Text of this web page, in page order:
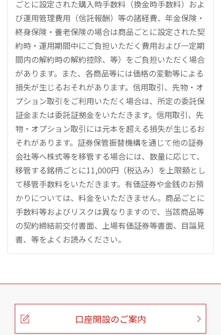
ごとに設定された購入時手数料（換金時手数料）およ
び運用管理費用（信託報酬）等の諸経費、年金保険・
終身保険・養老保険の場合は商品ごとに設定された契
約時・運用期間中にご負担いただく費用および一定期
間内の解約時の解約控除、等）をご負担いただく場合
があります。また、各商品等には価格の変動等による
損失が生じるおそれがあります。信用取引、先物・オ
プション取引をご利用いただく場合は、所定の委託保
証金または委託証拠金をいただきます。信用取引、先
物・オプション取引には元本を超える損失が生じるお
それがあります。証券保管振替機構を通じて他の証券
会社等へ株式等を移管する場合には、数量に応じて、
移管する銘柄ごとに11,000円（税込み）を上限額とし
て移管手数料をいただきます。有価証券や金銭のお預
かりについては、料金をいただきません。商品ごとに
手数料等およびリスクは異なりますので、当該商品等
の契約締結前交付書面、上場有価証券等書面、目論見
書、等をよくお読みください。
こ
口座開設のご案内